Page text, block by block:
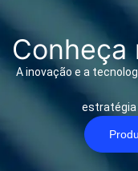
Conheça
A inovação e a
estratégia